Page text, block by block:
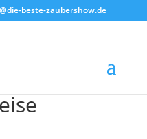
beste-zaubershow.de